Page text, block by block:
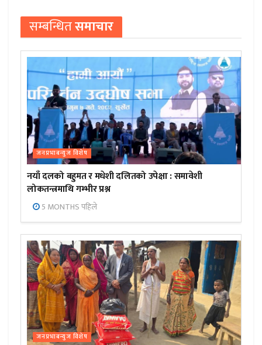
सम्बन्धितसमाचार
जनप्रभाबन्युज विशेष
नयाँ दलको बहुमत र मधेशी दलितको उपेक्षा : समावेशी
लोकतन्त्रमाथि गम्भीर प्रश्न
5 MONTHS पहिले
जनप्रभाबन्युज विशेष